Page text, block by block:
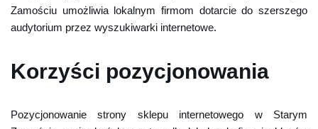
Zamościu umożliwia lokalnym firmom dotarcie do szerszego
audytorium przez wyszukiwarki internetowe.
Korzyści pozycjonowania
Pozycjonowanie strony sklepu internetowego w Starym